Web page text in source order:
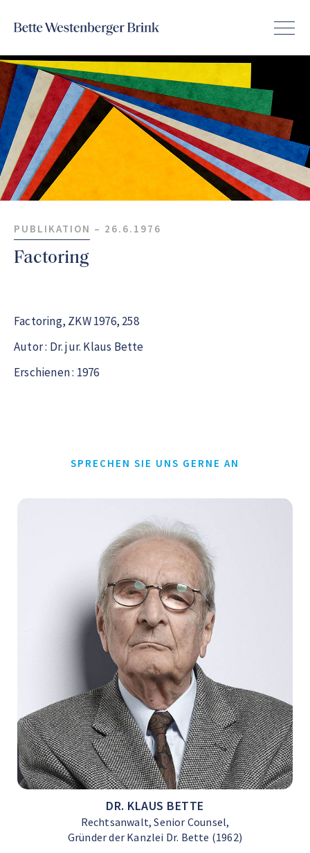
PUBLIKATION – 26.6.1976
Factoring
Factoring, ZKW 1976, 258
Autor : Dr. jur. Klaus Bette
Erschienen : 1976
SPRECHEN SIE UNS GERNE AN
DR. KLAUS BETTE
Rechtsanwalt, Senior Counsel,
Gründer der Kanzlei Dr. Bette (1962)